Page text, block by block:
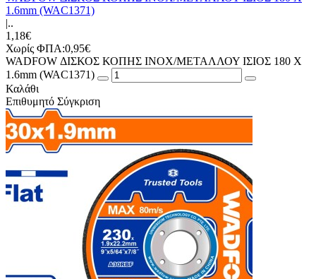
1.6mm (WAC1371)
|..
1,18€
Χωρίς ΦΠΑ:0,95€
WADFOW ΔΙΣΚΟΣ ΚΟΠΗΣ ΙΝΟΧ/ΜΕΤΑΛΛΟΥ ΙΣΙΟΣ 180 Χ
1.6mm (WAC1371)
Καλάθι
Επιθυμητό Σύγκριση